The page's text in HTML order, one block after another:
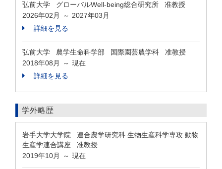
弘前大学 グローバルWell-being総合研究所 准教授
2026年02月
～ 2027年03月
詳細を見る
弘前大学 農学生命科学部 国際園芸農学科 准教授
2018年08月
～ 現在
詳細を見る
学外略歴
岩手大学大学院 連合農学研究科 生物生産科学専攻 動物
生産学連合講座 准教授
2019年10月
～ 現在